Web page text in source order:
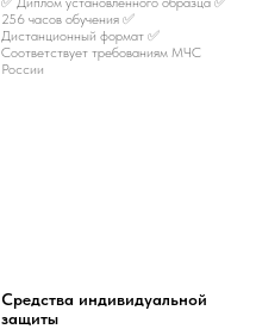
256 часов обучения ✅
Дистанционный формат ✅
Соответствует требованиям МЧС
России
Средства индивидуальной
защиты